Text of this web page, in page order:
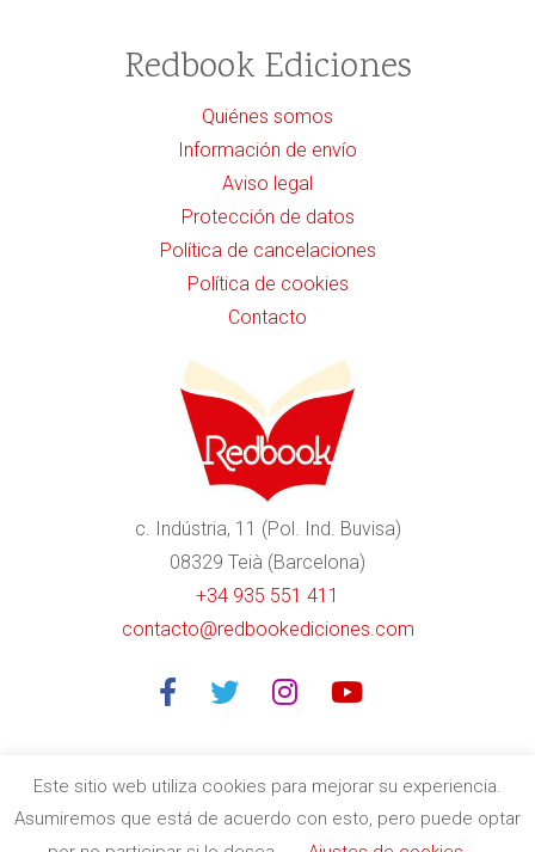
Redbook Ediciones
Quiénes somos
Información de envío
Aviso legal
Protección de datos
Política de cancelaciones
Política de cookies
Contacto
c. Indústria, 11 (Pol. Ind. Buvisa)
08329 Teià (Barcelona)
+34 935 551 411
contacto@redbookediciones.com
Editorial especializada en libros divulgativos de calidad en
Este sitio web utiliza cookies para mejorar su experiencia.
Asumiremos que está de acuerdo con esto, pero puede optar